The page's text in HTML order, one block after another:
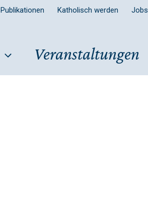
Publikationen Katholisch werden Jobs
Veranstaltungen